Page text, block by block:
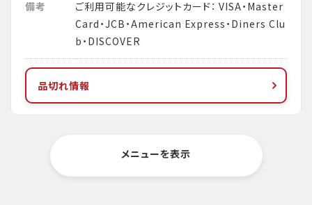
備考
ご利用可能なクレジットカード： VISA・Master
Card・JCB・American Express・Diners Clu
b・DISCOVER
品切れ情報
メニューを表示